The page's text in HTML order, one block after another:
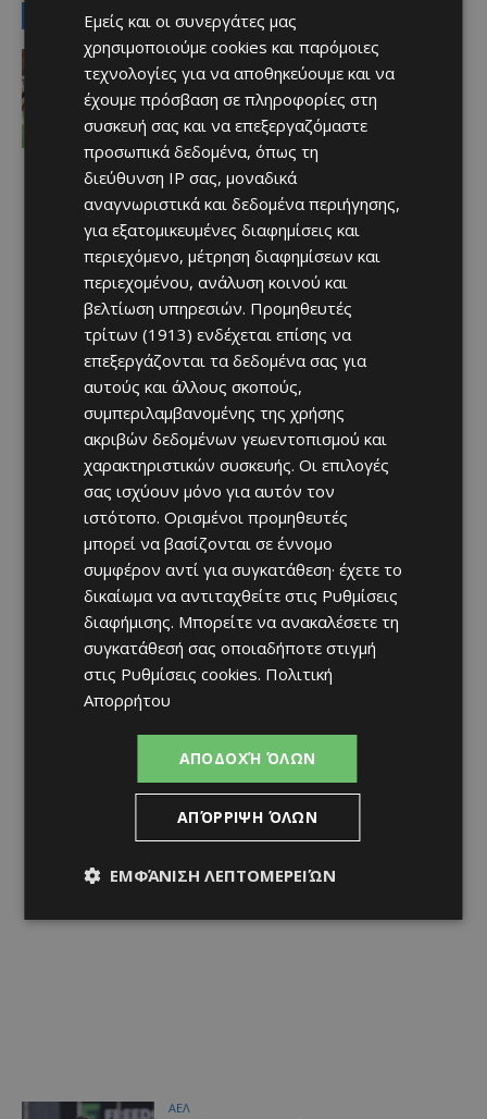
LATEST NEWS
Αθλητικά
Έχασε στο φινάλε… Άξιζε το “διπλό”
η Πάφος
06/08/2026
ΑΕΛ
Εμείς και οι συνεργάτες μας
χρησιμοποιούμε cookies και παρόμοιες
τεχνολογίες για να αποθηκεύουμε και να
έχουμε πρόσβαση σε πληροφορίες στη
συσκευή σας και να επεξεργαζόμαστε
προσωπικά δεδομένα, όπως τη
διεύθυνση IP σας, μοναδικά
αναγνωριστικά και δεδομένα περιήγησης,
για εξατομικευμένες διαφημίσεις και
περιεχόμενο, μέτρηση διαφημίσεων και
περιεχομένου, ανάλυση κοινού και
βελτίωση υπηρεσιών. Προμηθευτές
τρίτων (1913) ενδέχεται επίσης να
επεξεργάζονται τα δεδομένα σας για
αυτούς και άλλους σκοπούς,
συμπεριλαμβανομένης της χρήσης
ακριβών δεδομένων γεωεντοπισμού και
χαρακτηριστικών συσκευής. Οι επιλογές
σας ισχύουν μόνο για αυτόν τον
ιστότοπο. Ορισμένοι προμηθευτές
μπορεί να βασίζονται σε έννομο
συμφέρον αντί για συγκατάθεση· έχετε το
δικαίωμα να αντιταχθείτε στις Ρυθμίσεις
διαφήμισης. Μπορείτε να ανακαλέσετε τη
συγκατάθεσή σας οποιαδήποτε στιγμή
στις Ρυθμίσεις cookies. Πολιτική
Απορρήτου
ΑΠΟΔΟΧΉ ΌΛΩΝ
ΑΠΌΡΡΙΨΗ ΌΛΩΝ
ΕΜΦΆΝΙΣΗ ΛΕΠΤΟΜΕΡΕΙΏΝ